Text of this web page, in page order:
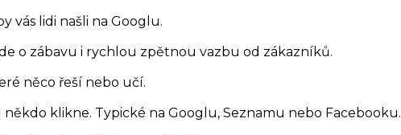
vás lidi našli na Googlu.
o zábavu i rychlou zpětnou vazbu od zákazníků.
něco řeší nebo učí.
klikne. Typické na Googlu, Seznamu nebo Facebooku.